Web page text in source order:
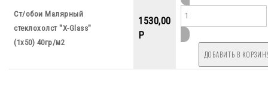
Ст/обои Малярный
стеклохолст "X-Glass"
(1х50) 40гр/м2
1530,00
P